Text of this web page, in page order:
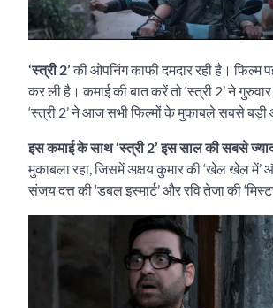
‘स्त्री 2’की ओपनिंग काफी दमदार रही है। फिल्म
कर ली है। कमाई की बात करें तो ‘स्त्री 2’ ने
‘स्त्री 2’ ने आज सभी फिल्मों के मुकाबले सबसे बड़ी
इस कमाई के साथ ‘स्त्री 2’ इस साल की सबसे
मुकाबला रहा, जिसमें अक्षय कुमार की ‘खेल खेल में’
संजय दत्त की ‘डबल इस्मार्ट’ और रवि तेजा की